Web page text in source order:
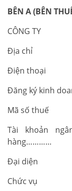
BÊN A (BÊN
CÔNG TY
Địa chỉ
Điện
Đăng ký kinh
Mã số
Tài khoản
hàng…………
Đại
Chức